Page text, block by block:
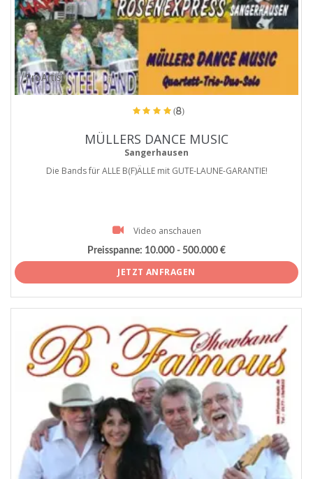
ProArtist
(8)
MÜLLERS DANCE MUSIC
Sangerhausen
Die Bands für ALLE B(F)ÄLLE mit GUTE-LAUNE-GARANTIE!
Video anschauen
Preisspanne: 10.000 - 500.000 €
JETZT ANFRAGEN